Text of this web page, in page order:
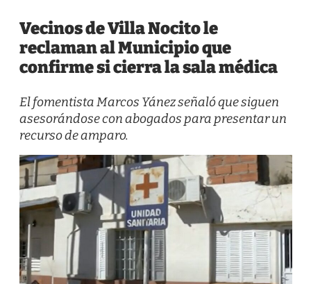
Vecinos de Villa Nocito le
reclaman al Municipio que
confirme si cierra la sala médica
El fomentista Marcos Yánez señaló que siguen
asesorándose con abogados para presentar un
recurso de amparo.